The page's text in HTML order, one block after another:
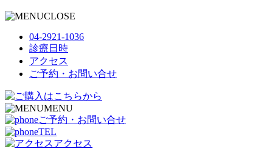
CLOSE
04-2921-1036
診療日時
アクセス
ご予約・お問い合せ
MENU
ご予約・お問い合せ
TEL
アクセス